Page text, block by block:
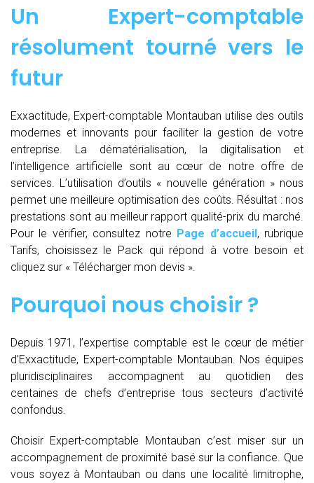
Un Expert-comptable
résolument tourné vers le
futur
Exxactitude, Expert-comptable Montauban utilise des outils
modernes et innovants pour faciliter la gestion de votre
entreprise. La dématérialisation, la digitalisation et
l’intelligence artificielle sont au cœur de notre offre de
services. L’utilisation d’outils « nouvelle génération » nous
permet une meilleure optimisation des coûts. Résultat : nos
prestations sont au meilleur rapport qualité-prix du marché.
Pour le vérifier, consultez notre Page d’accueil, rubrique
Tarifs, choisissez le Pack qui répond à votre besoin et
cliquez sur « Télécharger mon devis ».
Pourquoi nous choisir ?
Depuis 1971, l’expertise comptable est le cœur de métier
d’Exxactitude, Expert-comptable Montauban. Nos équipes
pluridisciplinaires accompagnent au quotidien des
centaines de chefs d’entreprise tous secteurs d’activité
confondus.
Choisir Expert-comptable Montauban c’est miser sur un
accompagnement de proximité basé sur la confiance. Que
vous soyez à Montauban ou dans une localité limitrophe,